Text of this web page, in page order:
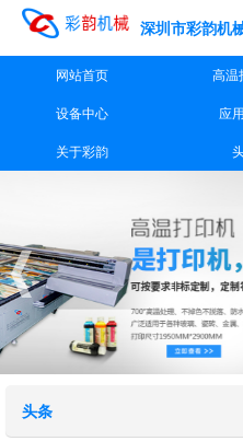
深圳市彩韵机
网站首页 高温
设备中心 应
关于彩韵
头条